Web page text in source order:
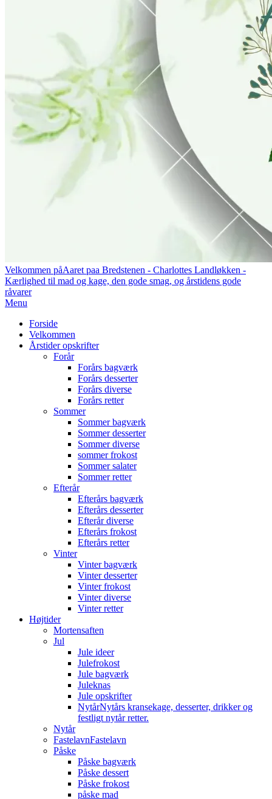
Velkommen påAaret paa Bredstenen - Charlottes Landløkken -
Kærlighed til mad og kage, den gode smag, og årstidens gode
råvarer
Primary
Menu
Menu
Forside
Velkommen
Årstider opskrifter
Forår
Forårs bagværk
Forårs desserter
Forårs diverse
Forårs retter
Sommer
Sommer bagværk
Sommer desserter
Sommer diverse
sommer frokost
Sommer salater
Sommer retter
Efterår
Efterårs bagværk
Efterårs desserter
Efterår diverse
Efterårs frokost
Efterårs retter
Vinter
Vinter bagværk
Vinter desserter
Vinter frokost
Vinter diverse
Vinter retter
Højtider
Mortensaften
Jul
Jule ideer
Julefrokost
Jule bagværk
Juleknas
Jule opskrifter
NytårNytårs kransekage, desserter, drikker og
festligt nytår retter.
Nytår
FastelavnFastelavn
Påske
Påske bagværk
Påske dessert
Påske frokost
påske mad